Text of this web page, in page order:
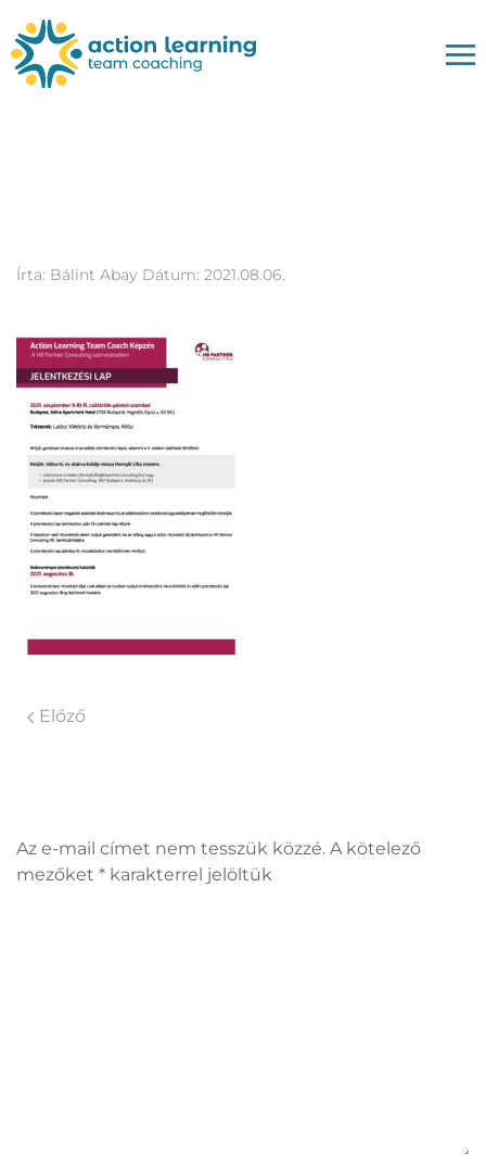
Írta: Bálint Abay Dátum: 2021.08.06.
Előző
Az e-mail címet nem tesszük közzé. A kötelező
mezőket * karakterrel jelöltük